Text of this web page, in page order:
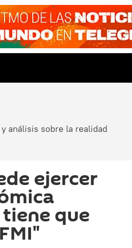
análisis sobre la realidad
ejercer
que